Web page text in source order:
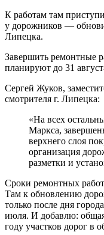
К работам там
у дорожников —
Липецка.
Завершить ремонтные
планируют до 31
Сергей Жуков,
смотрителя г. Липецка:
«На всех
Маркса,
верхнего слоя
организация
разметки и
Сроки ремонтных
Там к обновлению
только после дня
июля. И добавлю:
году участков дорог в